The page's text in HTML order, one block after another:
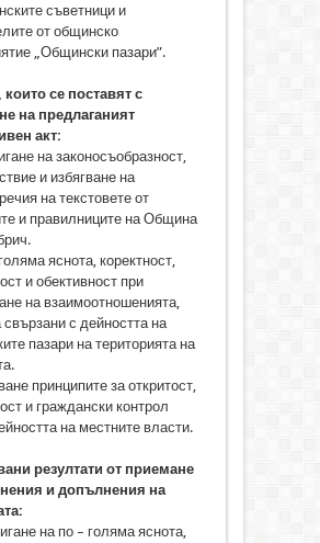
съветници и
от общинско
„Общински пазари”.
се поставят с
на предлаганият
акт:
на законосъобразност,
и избягване на
на текстовете от
и правилниците на Община
яснота, коректност,
и обективност при
на взаимоотношенията,
свързани с дейността на
пазари на територията на
принципите за откритост,
и граждански контрол
на местните власти.
резултати от приемане
и допълнения на
на по – голяма яснота,